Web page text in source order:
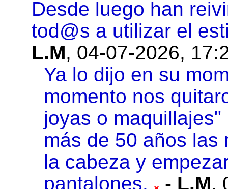
Desde luego han
tod@s a utilizar el
L.M, 04-07-2026,
Ya lo dijo en su
momento nos
joyas o
más de 50 años las
la cabeza y
pantalones.
- L.M,